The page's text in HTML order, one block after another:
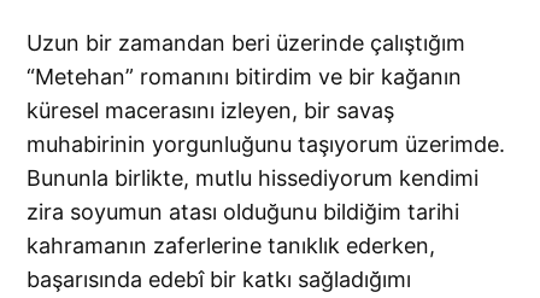
Uzun bir zamandan beri üzerinde çalıştığım
“Metehan” romanını bitirdim ve bir kağanın
küresel macerasını izleyen, bir savaş
muhabirinin yorgunluğunu taşıyorum üzerimde.
Bununla birlikte, mutlu hissediyorum kendimi
zira soyumun atası olduğunu bildiğim tarihi
kahramanın zaferlerine tanıklık ederken,
başarısında edebî bir katkı sağladığımı